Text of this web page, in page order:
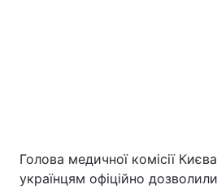
Голова медичної комісії
українцям офіційно